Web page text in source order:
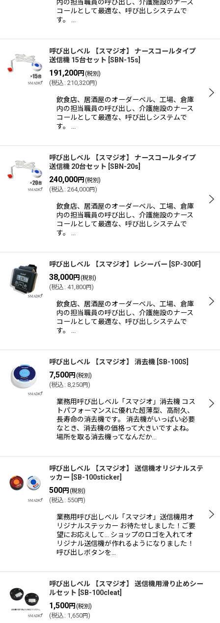
内の担当職員の呼び出し、介護施設のナース
コールとして最適な、呼び出しシステムで
す。 …
呼び出しベル 【スマジオ】 ナースコールタイプ
送信機 15台セット SBN-15s
191,200円 (税別)
(税込 : 210,320円)
飲食店、居酒屋のオーダーベル、工場、倉庫
内の担当職員の呼び出し、介護施設のナース
コールとして最適な、呼び出しシステムで
す。 …
呼び出しベル 【スマジオ】 ナースコールタイプ
送信機 20台セット SBN-20s
240,000円 (税別)
(税込 : 264,000円)
飲食店、居酒屋のオーダーベル、工場、倉庫
内の担当職員の呼び出し、介護施設のナース
コールとして最適な、呼び出しシステムで
す。 …
呼び出しベル 【スマジオ】レシーバー SP-300F
38,000円 (税別)
(税込 : 41,800円)
飲食店、居酒屋のオーダーベル、工場、倉庫
内の担当職員の呼び出し、介護施設のナース
コールとして最適な、呼び出しシステムで
す。 …
呼び出しベル 【スマジオ】 消去機 SB-100S
7,500円 (税別)
(税込 : 8,250円)
業務用呼び出しベル「スマジオ」消去機 コス
トパフォーマンスに優れた超薄型、高耐久、
長寿命の消去機です。 消去機がいっぱい必要
なとき、消去機の価格って大きいですよね。
場所を取る消去機ってなんだか…
呼び出しベル 【スマジオ】 送信機オリジナルステ
ッカー SB-100sticker
500円 (税別)
(税込 : 550円)
業務用呼び出しベル「スマジオ」送信機用オ
リジナルステッカー お待たせしました！ご要
望にお応えして… ショップのロゴを入れてオ
リジナル送信機が作れるようになりました！
呼び出しボタンを…
呼び出しベル 【スマジオ】 送信機用滑り止めシー
ルセット SB-100cleat
1,500円 (税別)
(税込 : 1,650円)